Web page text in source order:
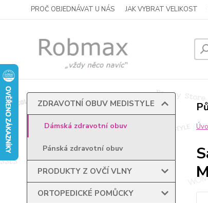
PROČ OBJEDNÁVAT U NÁS JAK VYBRAT VELIKOST
ZDRAVOTNÍ OBUV MEDISTYLE
Dámská zdravotní obuv
Pánská zdravotní obuv
PRODUKTY Z OVČÍ VLNY
ORTOPEDICKÉ POMŮCKY